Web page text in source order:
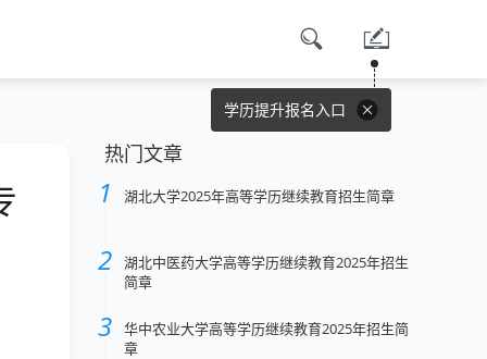
学历提升报名入口
热门文章
湖北大学2025年高等学历继续教育招生简章
湖北中医药大学高等学历继续教育2025年招生
简章
华中农业大学高等学历继续教育2025年招生简
章